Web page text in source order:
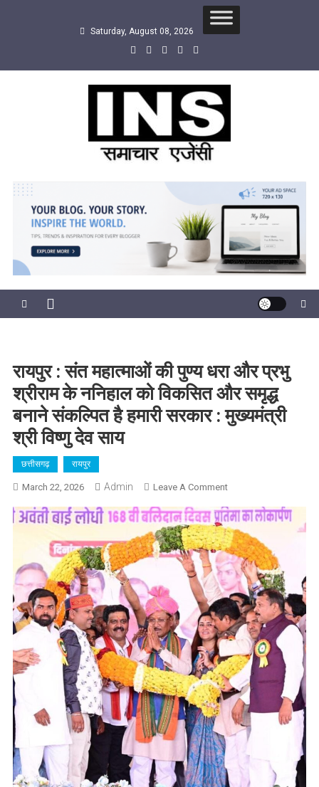
Saturday, August 08, 2026
INS
रायपुर : संत महात्माओं की पुण्य धरा और प्रभु
श्रीराम के ननिहाल को विकसित और समृद्ध
बनाने संकल्पित है हमारी सरकार : मुख्यमंत्री
श्री विष्णु देव साय
छत्तीसगढ़ रायपुर
March 22, 2026 Admin Leave A CommentOn
:
संत
महात्माओं
की
पुण्य
धरा
और
प्रभु
श्रीराम
के
ननिहाल
को
विकसित
और
समृद्ध
संकल्पित